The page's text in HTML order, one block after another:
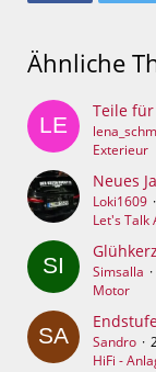
Ähnliche
Teile
Exterieur
Neues
Loki1609
Let's Talk
Simsalla
Motor
Sandro
HiFi -